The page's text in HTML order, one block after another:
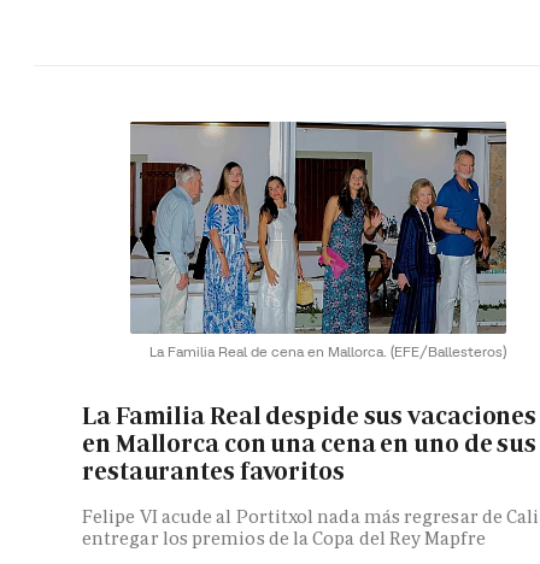
La Familia Real de cena en Mallorca. (EFE/Ballesteros)
La Familia Real despide sus vacaciones
en Mallorca con una cena en uno de sus
restaurantes favoritos
Felipe VI acude al Portitxol nada más regresar de
entregar los premios de la Copa del Rey Mapfre